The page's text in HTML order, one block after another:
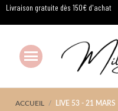
Livraison gratuite dès 150€ d'achat
ACCUEIL LIVE 53 - 21 MARS